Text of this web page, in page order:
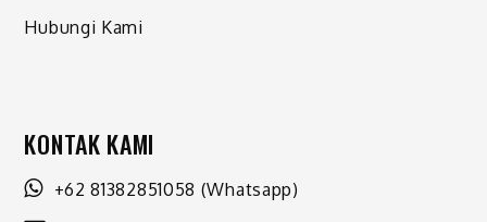
Hubungi Kami
KONTAK KAMI
+62 81382851058 (Whatsapp)